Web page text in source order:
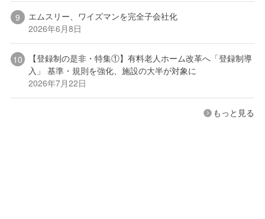
エムスリー、ワイズマンを完全子会社化
2026年6月8日
【登録制の是非・特集①】有料老人ホーム改革へ「登録制導
入」 基準・規則を強化、施設の大半が対象に
2026年7月22日
もっと見る